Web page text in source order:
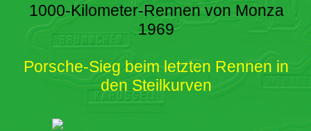
1000-Kilometer-Rennen von Monza
1969
Porsche-Sieg beim letzten Rennen in
den Steilkurven